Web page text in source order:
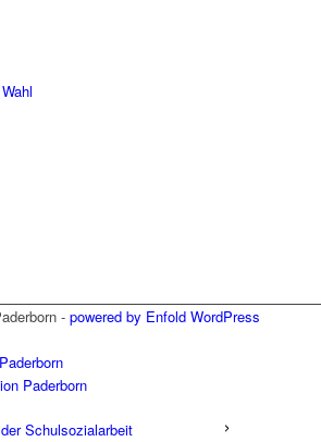
- powered by Enfold WordPress
Paderborn
Schulsozialarbeit